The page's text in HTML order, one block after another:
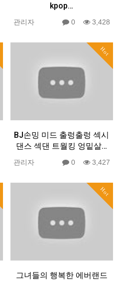
kpop…
관리자 0 3,428
Hot
BJ손밍 미드 출렁출렁 섹시
댄스 섹댄 트월킹 엉밑살…
관리자 0 3,427
Hot
그녀들의 행복한 에버랜드